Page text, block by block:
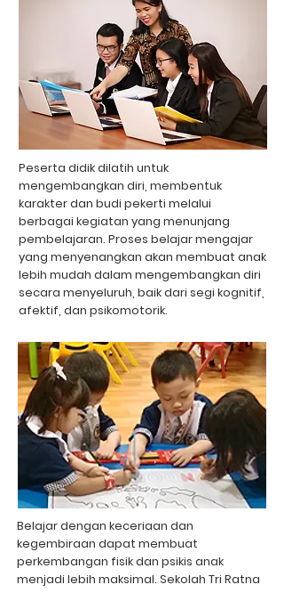
Peserta didik dilatih untuk
mengembangkan diri, membentuk
karakter dan budi pekerti melalui
berbagai kegiatan yang menunjang
pembelajaran. Proses belajar mengajar
yang menyenangkan akan membuat anak
lebih mudah dalam mengembangkan diri
secara menyeluruh, baik dari segi kognitif,
afektif, dan psikomotorik.
Belajar dengan keceriaan dan
kegembiraan dapat membuat
perkembangan fisik dan psikis anak
menjadi lebih maksimal. Sekolah Tri Ratna